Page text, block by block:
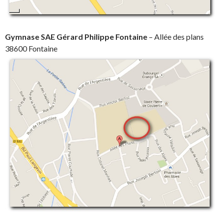
Gymnase SAE Gérard Philippe Fontaine – Allée des plans
38600 Fontaine